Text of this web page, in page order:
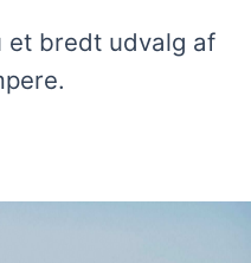
et bredt udvalg af